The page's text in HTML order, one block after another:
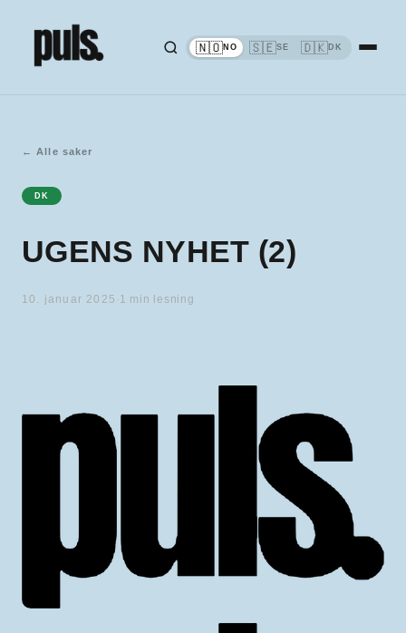
🇳🇴NO 🇸🇪SE 🇩🇰DK
← Alle saker
DK
UGENS NYHET (2)
10. januar 2025 1 min lesning